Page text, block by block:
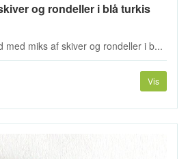
og rondeller i blå turkis
med miks af skiver og rondeller i b...
Vis